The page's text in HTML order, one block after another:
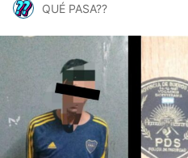
QUÉ PASA??